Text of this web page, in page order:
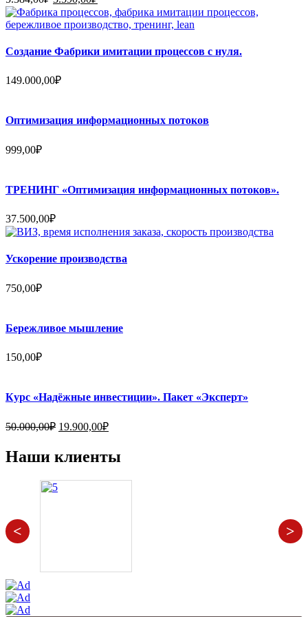
цена
составляла
цена:
3.590,00₽.
Создание Фабрики имитации процессов с нуля.
149.000,00₽
Оптимизация информационных потоков
999,00₽
ТРЕНИНГ «Оптимизация информационных потоков».
37.500,00₽
Ускорение производства
750,00₽
Бережливое мышление
150,00₽
Курс «Надёжные инвестиции». Пакет «Эксперт»
50.000,00₽ Первоначальная
50.000,00₽.
19.900,00₽Текущая
Наши клиенты
< >